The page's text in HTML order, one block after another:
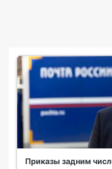
Приказы задним